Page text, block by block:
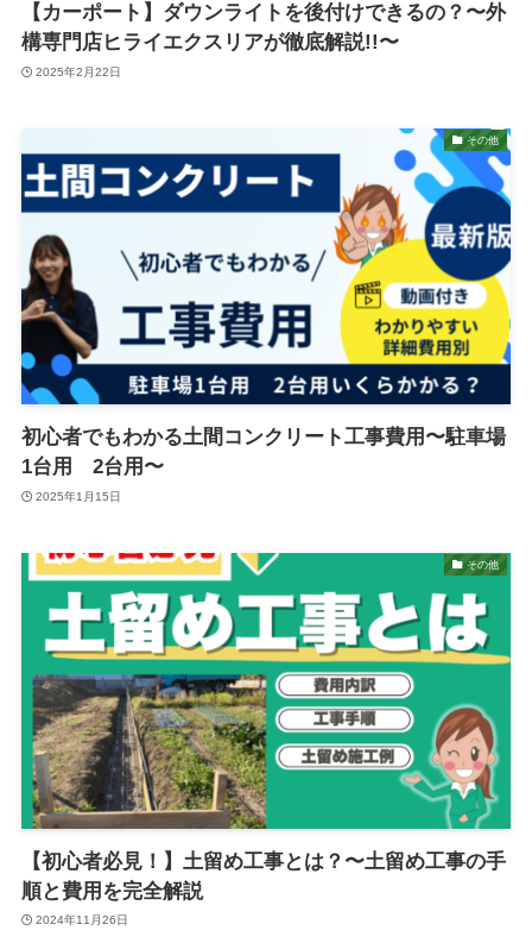
【カーポート】ダウンライトを後付けできるの？〜外
構専門店ヒライエクスリアが徹底解説!!〜
2025年2月22日
その他
初心者でもわかる土間コンクリート工事費用〜駐車場
1台用 2台用〜
2025年1月15日
その他
【初心者必見！】土留め工事とは？〜土留め工事の手
順と費用を完全解説
2024年11月26日